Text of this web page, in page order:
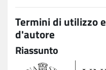
Termini di utilizzo
d'autore
Riassunto